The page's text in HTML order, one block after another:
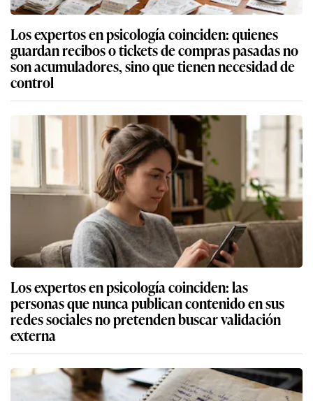
Los expertos en psicología coinciden: quienes
guardan recibos o tickets de compras pasadas no
son acumuladores, sino que tienen necesidad de
control
Los expertos en psicología coinciden: las
personas que nunca publican contenido en sus
redes sociales no pretenden buscar validación
externa